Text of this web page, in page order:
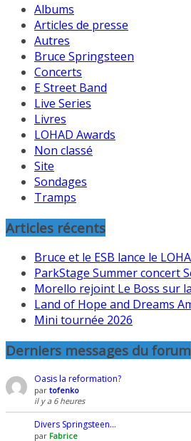
Albums
Articles de presse
Autres
Bruce Springsteen
Concerts
E Street Band
Live Series
Livres
LOHAD Awards
Non classé
Site
Sondages
Tramps
Articles récents
Bruce et le ESB lance le
ParkStage Summer concert
Morello rejoint Le Boss sur
Land of Hope and Dreams
Mini tournée 2026
Derniers messages du forum
Oasis la reformation?
par tofenko
il y a 6 heures
Divers Springsteen…
par Fabrice